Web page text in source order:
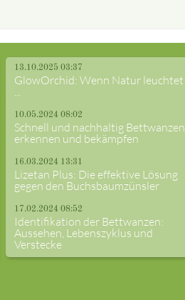
13.10.2025 03:37
GlowOrchid: Wenn Natur leuchtet
...
10.05.2024 08:02
Schnell und nachhaltig Bettwanzen
erkennen und bekämpfen
16.03.2024 13:31
Lizetan Plus: Die effektive Lösung
gegen den Buchsbaumzünsler
17.02.2024 08:52
Identifikation der Bettwanzen:
Aussehen, Lebenszyklus und
Verstecke